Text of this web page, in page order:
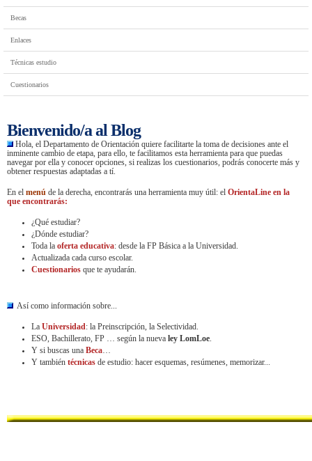
Becas
Enlaces
Técnicas estudio
Cuestionarios
Bienvenido/a al Blog
Hola, el Departamento de Orientación quiere facilitarte la toma de decisiones ante el
inminente cambio de etapa, para ello, te facilitamos esta herramienta para que puedas
navegar por ella y conocer opciones, si realizas los cuestionarios, podrás conocerte más y
obtener respuestas adaptadas a tí.
En el menú de la derecha, encontrarás una herramienta muy útil: el OrientaLine en la
que encontrarás:
¿Qué estudiar?
¿Dónde estudiar?
Toda la oferta educativa: desde la FP Básica a la Universidad.
Actualizada cada curso escolar.
Cuestionarios que te ayudarán.
Así como información sobre...
La Universidad : la Preinscripción, la Selectividad.
ESO, Bachillerato, FP … según la nueva ley LomLoe
Y si buscas una Beca
Y también técnicas de estudio: hacer esquemas, resúmenes, memorizar...